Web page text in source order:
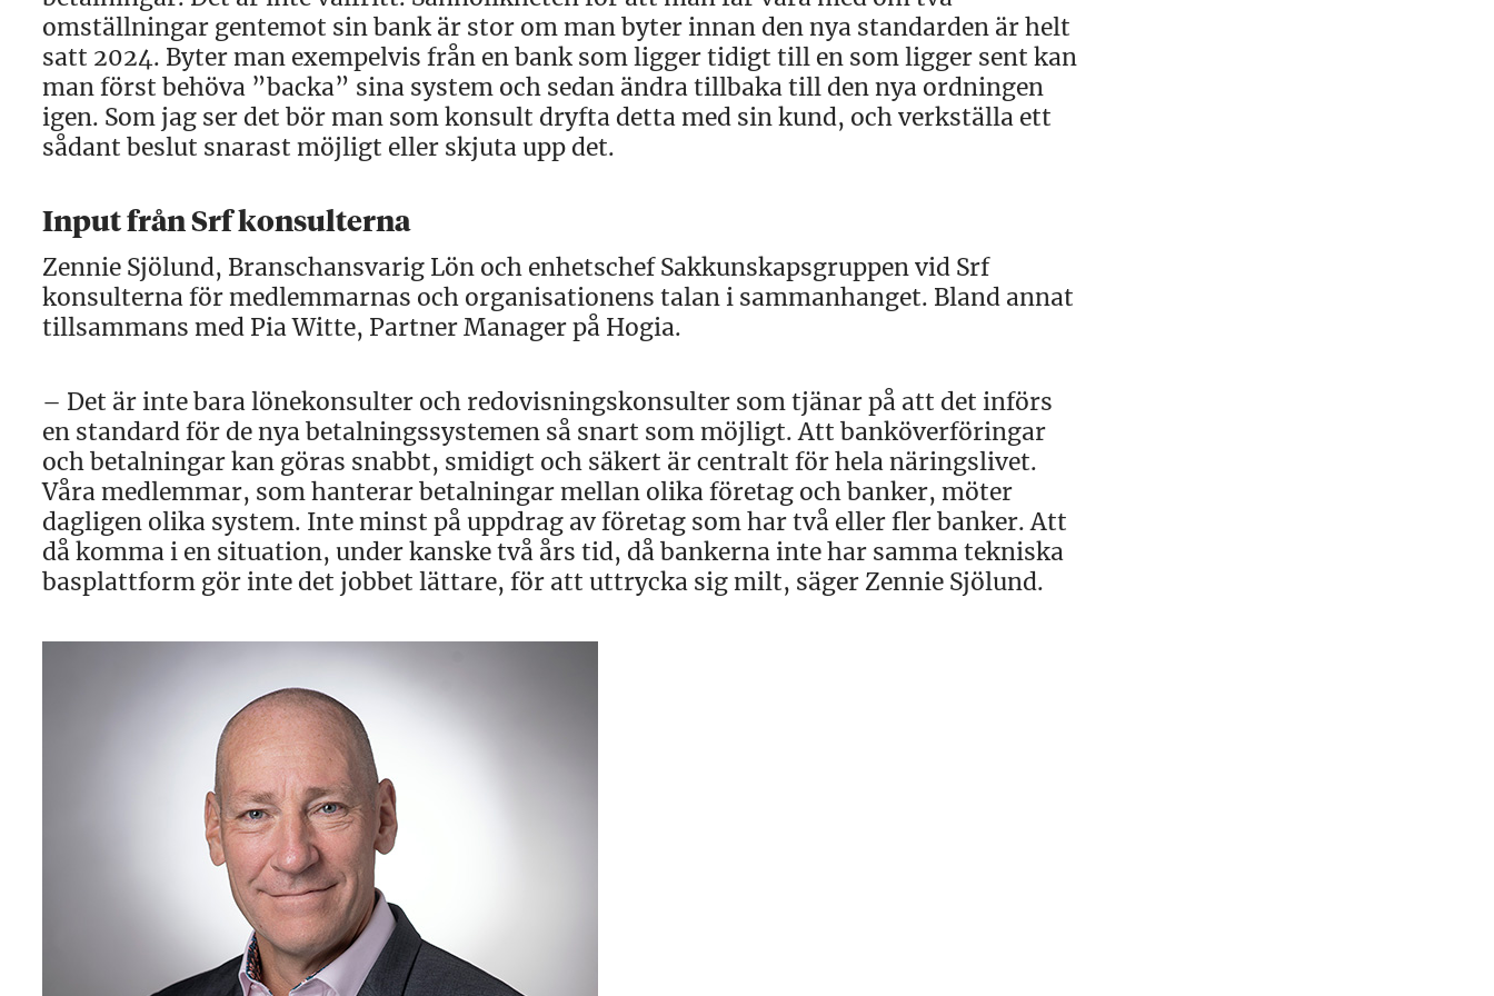
omställningar gentemot sin bank är stor om man byter innan den nya standarden är helt
satt 2024. Byter man exempelvis från en bank som ligger tidigt till en som ligger sent kan
man först behöva ”backa” sina system och sedan ändra tillbaka till den nya ordningen
igen. Som jag ser det bör man som konsult dryfta detta med sin kund, och verkställa ett
sådant beslut snarast möjligt eller skjuta upp det.
Input från Srf konsulterna
Zennie Sjölund, Branschansvarig Lön och enhetschef Sakkunskapsgruppen vid Srf
konsulterna för medlemmarnas och organisationens talan i sammanhanget. Bland annat
tillsammans med Pia Witte, Partner Manager på Hogia.
– Det är inte bara lönekonsulter och redovisningskonsulter som tjänar på att det införs
en standard för de nya betalningssystemen så snart som möjligt. Att banköverföringar
och betalningar kan göras snabbt, smidigt och säkert är centralt för hela näringslivet.
Våra medlemmar, som hanterar betalningar mellan olika företag och banker, möter
dagligen olika system. Inte minst på uppdrag av företag som har två eller fler banker. Att
då komma i en situation, under kanske två års tid, då bankerna inte har samma tekniska
basplattform gör inte det jobbet lättare, för att uttrycka sig milt, säger Zennie Sjölund.